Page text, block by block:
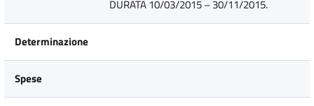
DURATA 10/03/2015 – 30/11/2015.
Determinazione
Spese